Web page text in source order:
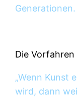
Generationen.
Die
„Wenn Kunst
wird, dann